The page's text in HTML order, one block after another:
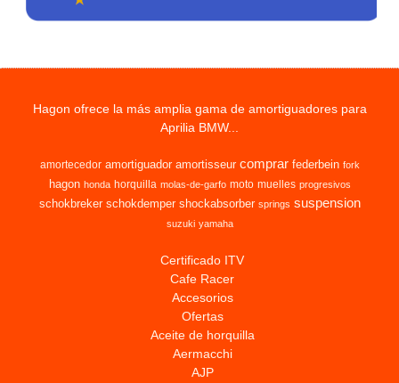
Hagon ofrece la más amplia gama de amortiguadores para
Aprilia BMW...
amortecedor amortiguador amortisseur comprar federbein fork
hagon honda horquilla molas-de-garfo moto muelles progresivos
schokbreker schokdemper shockabsorber springs suspension
suzuki yamaha
Certificado ITV
Cafe Racer
Accesorios
Ofertas
Aceite de horquilla
Aermacchi
AJP